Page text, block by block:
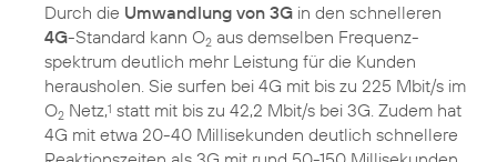
Durch die Umwandlung von 3G in den schnelleren
4G-Standard kann O2 aus demselben Frequenz­
spektrum deutlich mehr Leistung für die Kunden
herausholen. Sie surfen bei 4G mit bis zu 225 Mbit/s im
O2 Netz,1 statt mit bis zu 42,2 Mbit/s bei 3G. Zudem hat
4G mit etwa 20-40 Millisekunden deutlich schnellere